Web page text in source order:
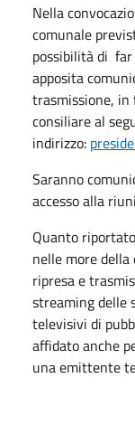
Nella
comunale
possibilità di
apposita
trasmissione,
consiliare al
indirizzo:
Saranno
accesso alla
Quanto
nelle more della
ripresa e
streaming delle
televisivi di
affidato anche
una emittente